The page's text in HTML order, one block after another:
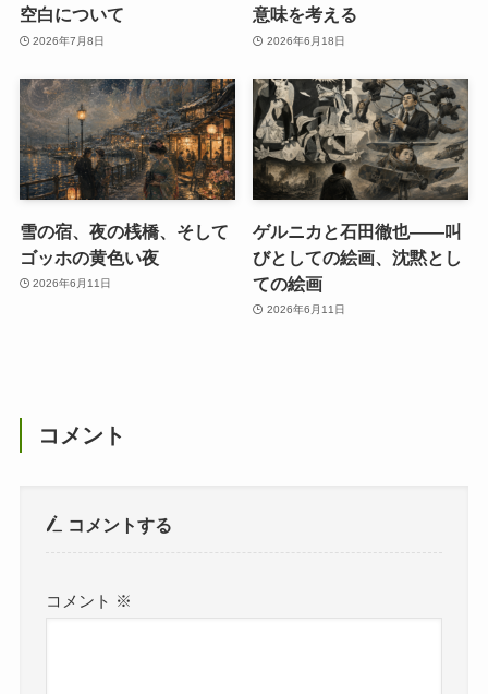
空白について
2026年7月8日
意味を考える
2026年6月18日
雪の宿、夜の桟橋、そして
ゴッホの黄色い夜
2026年6月11日
ゲルニカと石田徹也――叫
びとしての絵画、沈黙とし
ての絵画
2026年6月11日
コメント
コメントする
コメント ※